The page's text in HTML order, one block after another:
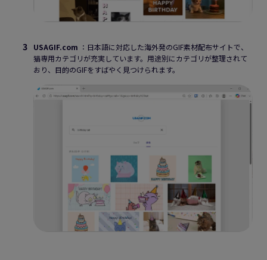
USAGIF.com ：日本語に対応した海外発のGIF素材配布サイトで、
猫専用カテゴリが充実しています。用途別にカテゴリが整理されて
おり、目的のGIFをすばやく見つけられます。